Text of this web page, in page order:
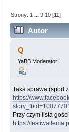
Strony: 1 ...9 10 [11]
Autor
(Przeczytany
Q
YaBB Moderator
Taka sprawa (spod
https://
Przy czym lista
https://